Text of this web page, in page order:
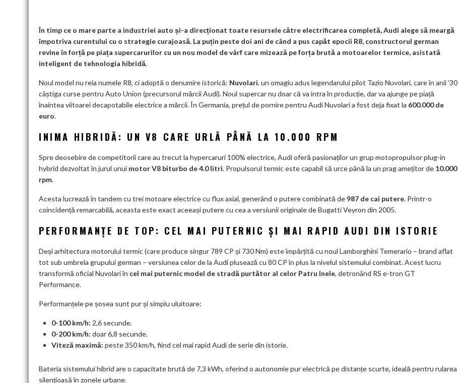
k
p
m
o
o
m
ar
ks
În timp ce o mare parte a industriei auto și-a direcționat toate resursele către electrificarea completă, Audi alege să meargă
împotriva curentului cu o strategie curajoasă. La puțin peste doi ani de când a pus capăt epocii R8, constructorul german
revine în forță pe piața supercarurilor cu un nou model de vârf care mizează pe forța brută a motoarelor termice, asistată
inteligent de tehnologia hibridă.
Noul model nu reia numele R8, ci adoptă o denumire istorică: Nuvolari, un omagiu adus legendarului pilot Tazio Nuvolari, care în anii ’30
câștiga curse pentru Auto Union (precursorul mărcii Audi). Noul supercar nu doar că va intra în producție, dar va ajunge pe piață
înaintea viitoarei decapotabile electrice a mărcii. În Germania, prețul de pornire pentru Audi Nuvolari a fost deja fixat la 600.000 de
euro.
INIMA HIBRIDĂ: UN V8 CARE URLĂ PÂNĂ LA 10.000 RPM
Spre deosebire de competitorii care au trecut la hypercaruri 100% electrice, Audi oferă pasionaților un grup motopropulsor plug-in
hybrid dezvoltat în jurul unui motor V8 biturbo de 4.0 litri. Propulsorul termic este capabil să urce până la un prag amețitor de 10.000
rpm.
Acesta lucrează în tandem cu trei motoare electrice cu flux axial, generând o putere combinată de 987 de cai putere. Printr-o
coincidență remarcabilă, aceasta este exact aceeași putere cu cea a versiunii originale de Bugatti Veyron din 2005.
PERFORMANȚE DE TOP: CEL MAI PUTERNIC ȘI MAI RAPID AUDI DIN ISTORIE
Deși arhitectura motorului termic (care produce singur 789 CP și 730 Nm) este împărțită cu noul Lamborghini Temerario – brand aflat
tot sub umbrela grupului german – versiunea celor de la Audi plusează cu 80 CP în plus la nivelul sistemului combinat. Acest lucru
transformă oficial Nuvolari în cel mai puternic model de stradă purtător al celor Patru Inele, detronând RS e-tron GT
Performance.
Performanțele pe șosea sunt pur și simplu uluitoare:
0-100 km/h: 2,6 secunde.
0-200 km/h: doar 6,8 secunde.
Viteză maximă: peste 350 km/h, fiind cel mai rapid Audi de serie din istorie.
Bateria sistemului hibrid are o capacitate brută de 7,3 kWh, oferind o autonomie pur electrică pe distanțe scurte, ideală pentru rularea
silențioasă în zonele urbane.